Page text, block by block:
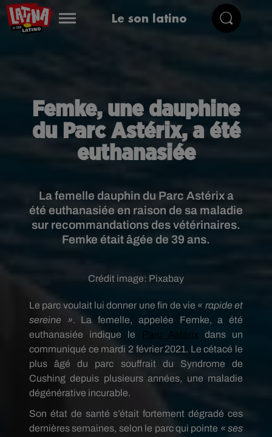
Le son latino
Femke, une dauphine
du Parc Astérix, a été
euthanasiée
La femelle dauphin du Parc Astérix a
été euthanasiée en raison de sa maladie
sur recommandations des vétérinaires.
Femke était âgée de 39 ans.
Crédit image: Pixabay
Le parc voulait lui donner une fin de vie « rapide et
sereine ». La femelle, appelée Femke, a été
euthanasiée indique le
Parc Astérix dans un
communiqué ce mardi 2 février 2021. Le cétacé le
plus âgé du parc souffrait du Syndrome de
Cushing depuis plusieurs années, une maladie
dégénérative incurable.
Son état de santé s’était fortement dégradé ces
dernières semaines, selon le parc qui pointe « ses